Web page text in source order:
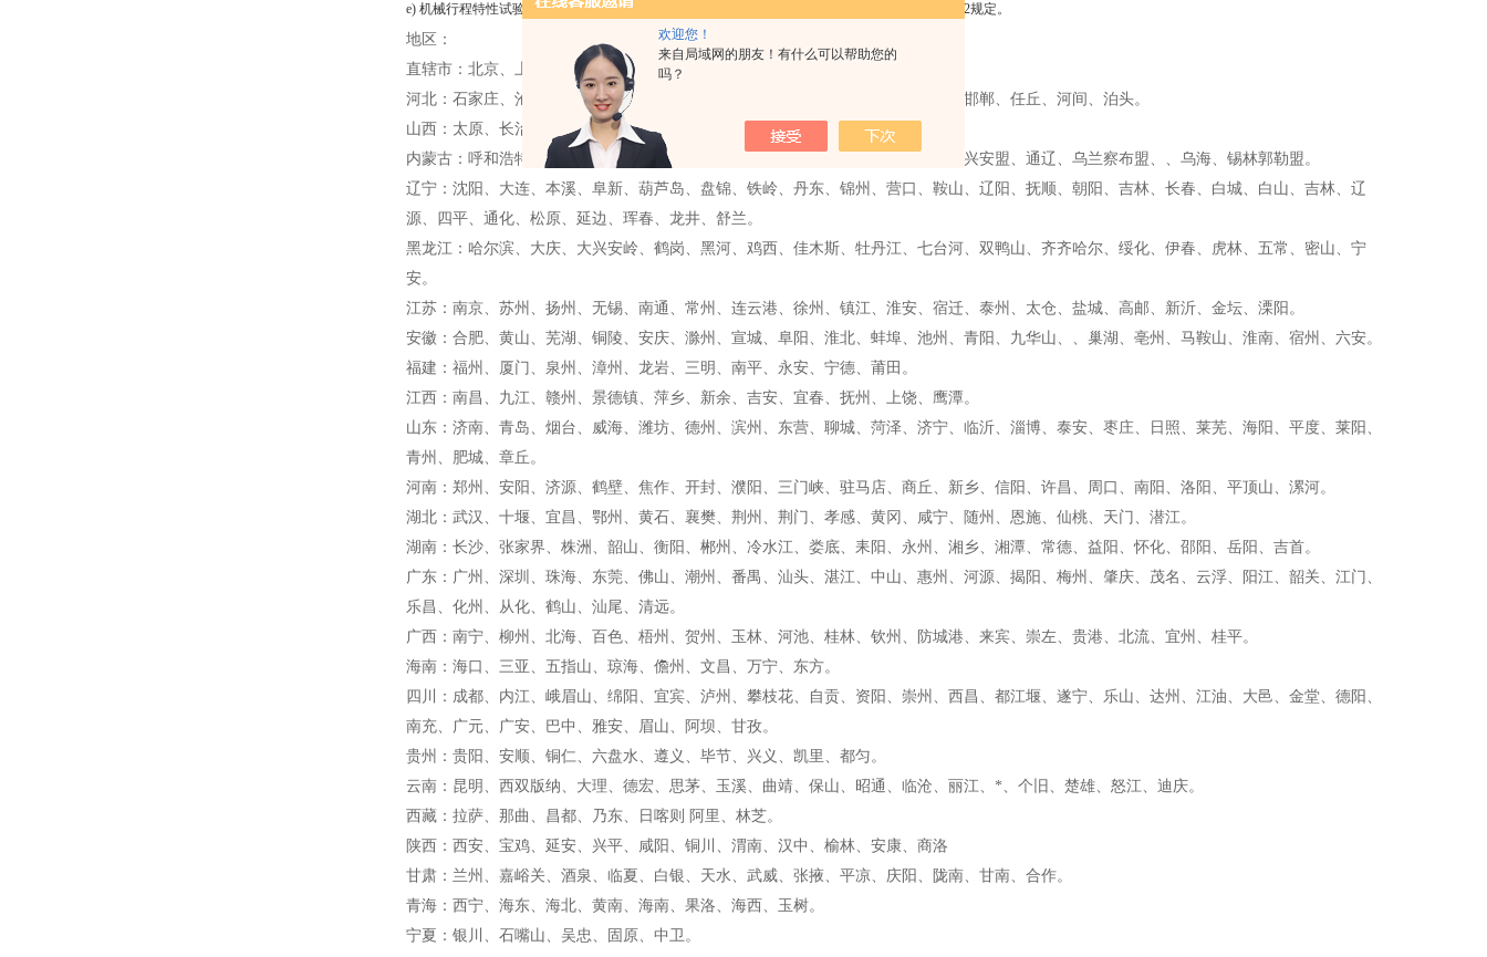
欢迎您！
来自局域网的朋友！有什么可以帮助您的
吗？
e) 机械行程特性试验：在额定操作电压下操作断路器，使用机械特性测试仪来测量，其值符合表2规定。
地区：
直辖市：北京、上海、天津、重庆。
河北：石家庄、沧州、承德、秦皇岛、唐山、保定、廊坊、邢台、衡水、张家口、邯郸、任丘、河间、泊头。
山西：太原、长治、大同、阳泉、朔州、临汾、晋城、忻州、运城、晋中、吕梁。
内蒙古：呼和浩特、包头、赤峰、鄂尔多斯、呼伦贝尔、阿拉善盟、巴彦淖尔盟、兴安盟、通辽、乌兰察布盟、、乌海、锡林郭勒盟。
辽宁：沈阳、大连、本溪、阜新、葫芦岛、盘锦、铁岭、丹东、锦州、营口、鞍山、辽阳、抚顺、朝阳、吉林、长春、白城、白山、吉林、辽
源、四平、通化、松原、延边、珲春、龙井、舒兰。
黑龙江：哈尔滨、大庆、大兴安岭、鹤岗、黑河、鸡西、佳木斯、牡丹江、七台河、双鸭山、齐齐哈尔、绥化、伊春、虎林、五常、密山、宁
安。
江苏：南京、苏州、扬州、无锡、南通、常州、连云港、徐州、镇江、淮安、宿迁、泰州、太仓、盐城、高邮、新沂、金坛、溧阳。
安徽：合肥、黄山、芜湖、铜陵、安庆、滁州、宣城、阜阳、淮北、蚌埠、池州、青阳、九华山、、巢湖、亳州、马鞍山、淮南、宿州、六安。
福建：福州、厦门、泉州、漳州、龙岩、三明、南平、永安、宁德、莆田。
江西：南昌、九江、赣州、景德镇、萍乡、新余、吉安、宜春、抚州、上饶、鹰潭。
山东：济南、青岛、烟台、威海、潍坊、德州、滨州、东营、聊城、菏泽、济宁、临沂、淄博、泰安、枣庄、日照、莱芜、海阳、平度、莱阳、
青州、肥城、章丘。
河南：郑州、安阳、济源、鹤壁、焦作、开封、濮阳、三门峡、驻马店、商丘、新乡、信阳、许昌、周口、南阳、洛阳、平顶山、漯河。
湖北：武汉、十堰、宜昌、鄂州、黄石、襄樊、荆州、荆门、孝感、黄冈、咸宁、随州、恩施、仙桃、天门、潜江。
湖南：长沙、张家界、株洲、韶山、衡阳、郴州、冷水江、娄底、耒阳、永州、湘乡、湘潭、常德、益阳、怀化、邵阳、岳阳、吉首。
广东：广州、深圳、珠海、东莞、佛山、潮州、番禺、汕头、湛江、中山、惠州、河源、揭阳、梅州、肇庆、茂名、云浮、阳江、韶关、江门、
乐昌、化州、从化、鹤山、汕尾、清远。
广西：南宁、柳州、北海、百色、梧州、贺州、玉林、河池、桂林、钦州、防城港、来宾、崇左、贵港、北流、宜州、桂平。
海南：海口、三亚、五指山、琼海、儋州、文昌、万宁、东方。
四川：成都、内江、峨眉山、绵阳、宜宾、泸州、攀枝花、自贡、资阳、崇州、西昌、都江堰、遂宁、乐山、达州、江油、大邑、金堂、德阳、
南充、广元、广安、巴中、雅安、眉山、阿坝、甘孜。
贵州：贵阳、安顺、铜仁、六盘水、遵义、毕节、兴义、凯里、都匀。
云南：昆明、西双版纳、大理、德宏、思茅、玉溪、曲靖、保山、昭通、临沧、丽江、*、个旧、楚雄、怒江、迪庆。
西藏：拉萨、那曲、昌都、乃东、日喀则 阿里、林芝。
陕西：西安、宝鸡、延安、兴平、咸阳、铜川、渭南、汉中、榆林、安康、商洛
甘肃：兰州、嘉峪关、酒泉、临夏、白银、天水、武威、张掖、平凉、庆阳、陇南、甘南、合作。
青海：西宁、海东、海北、黄南、海南、果洛、海西、玉树。
宁夏：银川、石嘴山、吴忠、固原、中卫。